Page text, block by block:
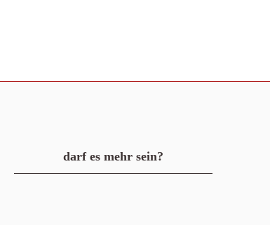
darf es mehr sein?